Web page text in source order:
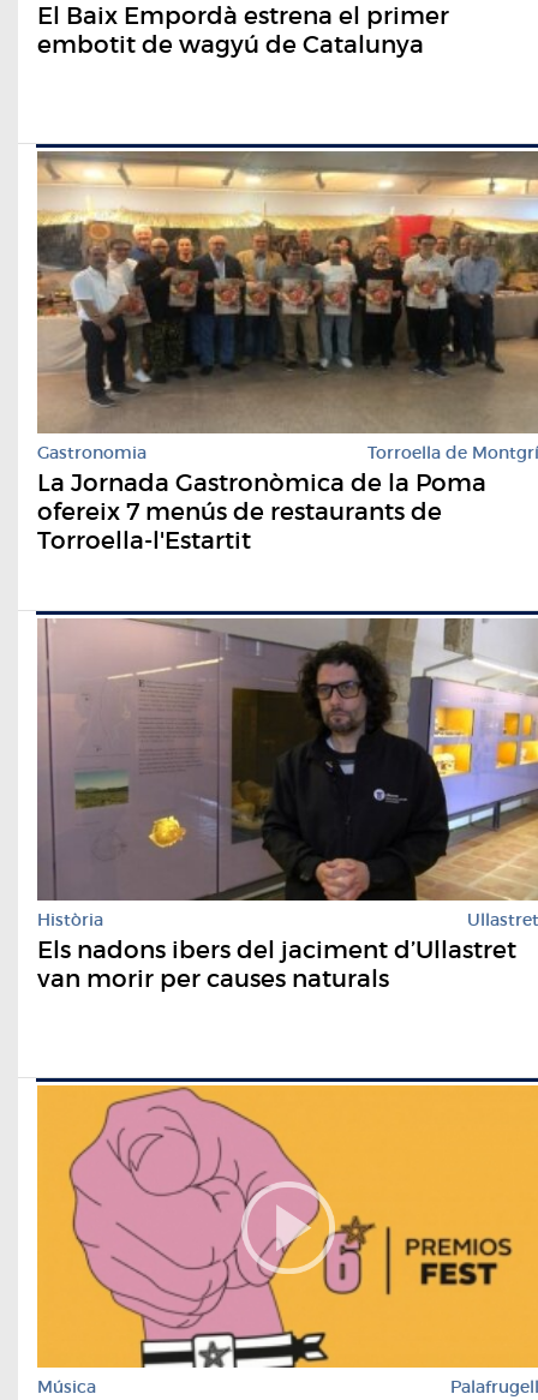
El Baix Empordà estrena el primer
embotit de wagyú de Catalunya
Gastronomia Torroella de Montgrí
La Jornada Gastronòmica de la Poma
ofereix 7 menús de restaurants de
Torroella-l'Estartit
Història Ullastret
Els nadons ibers del jaciment d’Ullastret
van morir per causes naturals
Música Palafrugell